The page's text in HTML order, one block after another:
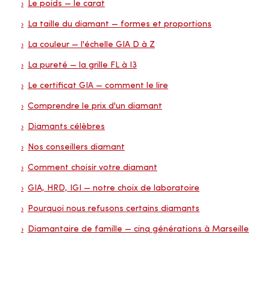
Le poids — le carat
La taille du diamant — formes et proportions
La couleur — l'échelle GIA D à Z
La pureté — la grille FL à I3
Le certificat GIA — comment le lire
Comprendre le prix d'un diamant
Diamants célèbres
Nos conseillers diamant
Comment choisir votre diamant
GIA, HRD, IGI — notre choix de laboratoire
Pourquoi nous refusons certains diamants
Diamantaire de famille — cinq générations à Marseille